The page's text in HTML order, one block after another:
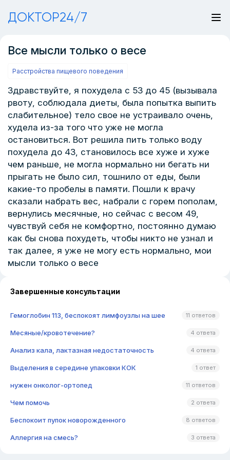
ДОКТОР24/7
Все мысли только о весе
Расстройства пищевого поведения
Здравствуйте, я похудела с 53 до 45 (вызывала
рвоту, соблюдала диеты, была попытка выпить
слабительное) тело свое не устраивало очень,
худела из-за того что уже не могла
остановиться. Вот решила пить только воду
похудела до 43, становилось все хуже и хуже
чем раньше, не могла нормально ни бегать ни
прыгать не было сил, тошнило от еды, были
какие-то пробелы в памяти. Пошли к врачу
сказали набрать вес, набрали с горем пополам,
вернулись месячные, но сейчас с весом 49,
чувствуй себя не комфортно, постоянно думаю
как бы снова похудеть, чтобы никто не узнал и
так далее, я уже не могу есть нормально, мои
мысли только о весе
Завершенные консультации
Гемоглобин 113, беспокоят лимфоузлы на шее 11 ответов
Месяные/кровотечение? 4 ответа
Анализ кала, лактазная недостаточность 4 ответа
Выделения в середине упаковки КОК 1 ответ
нужен онколог-ортопед 11 ответов
Чем помочь 2 ответа
Беспокоит пупок новорожденного 8 ответов
Аллергия на смесь? 3 ответа